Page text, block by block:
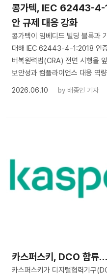
콩가텍, IEC 62443-4-
안 규제 대응 강화
콩가텍이 임베디드 빌딩 블록과
대해 IEC 62443-4-1:2018 인증
버복원력법(CRA) 전면 시행을
보안성과 컴플라이언스 대응 역
2026.06.10
by 배종인 기자
카스퍼스키, DCO 합류
카스퍼스키가 디지털협력기구